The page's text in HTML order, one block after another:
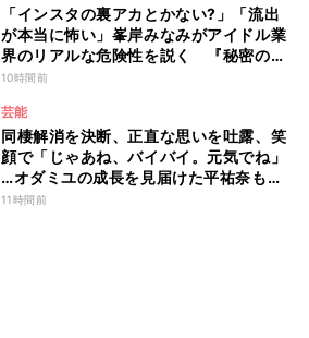
「インスタの裏アカとかない?」「流出
が本当に怖い」峯岸みなみがアイドル業
界のリアルな危険性を説く 『秘密のマ
マ園』特別編
10時間前
芸能
同棲解消を決断、正直な思いを吐露、笑
顔で「じゃあね、バイバイ。元気でね」
…オダミユの成長を見届けた平祐奈も思
わず涙 『ガールオアレディ3』
11時間前